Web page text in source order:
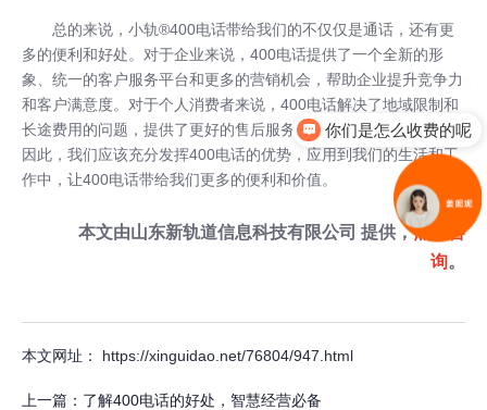
总的来说，小轨®400电话带给我们的不仅仅是通话，还有更
多的便利和好处。对于企业来说，400电话提供了一个全新的形
象、统一的客户服务平台和更多的营销机会，帮助企业提升竞争力
和客户满意度。对于个人消费者来说，400电话解决了地域限制和
长途费用的问题，提供了更好的售后服务和参与促销活动的机会。
因此，我们应该充分发挥400电话的优势，应用到我们的生活和工
作中，让400电话带给我们更多的便利和价值。
本文由山东新轨道信息科技有限公司 提供，点击咨
询。
本文网址： https://xinguidao.net/76804/947.html
上一篇： 了解400电话的好处，智慧经营必备
你们是怎么收费的呢